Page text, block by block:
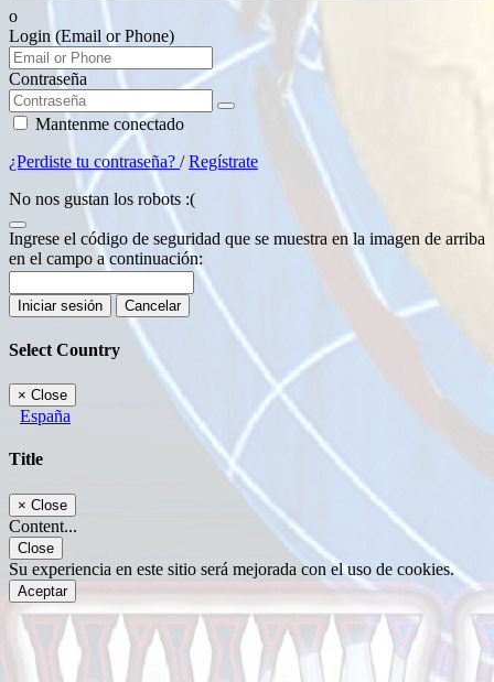
o
Login (Email or Phone)
Contraseña
Mantenme conectado
¿Perdiste tu contraseña? /Regístrate
No nos gustan los robots :(
Ingrese el código de seguridad que se muestra en la imagen de arriba
en el campo a continuación:
Iniciar sesión Cancelar
Select Country
× Close
España
Title
× Close
Content...
Close
Su experiencia en este sitio será mejorada con el uso de cookies.
Aceptar